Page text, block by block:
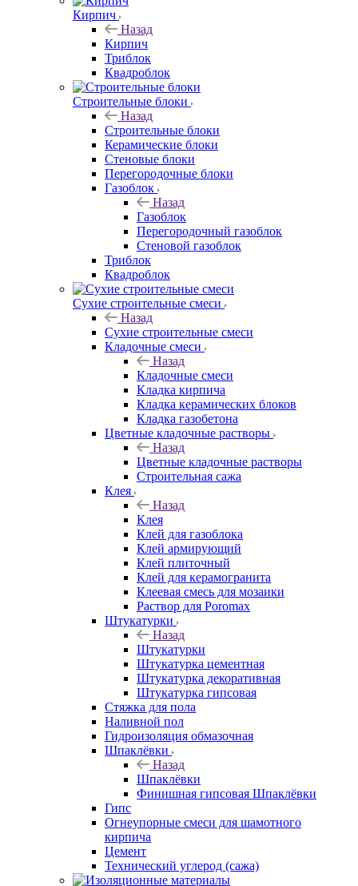
Кирпич
Назад
Кирпич
Триблок
Квадроблок
Строительные блоки
Назад
Строительные блоки
Керамические блоки
Стеновые блоки
Перегородочные блоки
Газоблок
Назад
Газоблок
Перегородочный газоблок
Стеновой газоблок
Триблок
Квадроблок
Сухие строительные смеси
Назад
Сухие строительные смеси
Кладочные смеси
Назад
Кладочные смеси
Кладка кирпича
Кладка керамических блоков
Кладка газобетона
Цветные кладочные растворы
Назад
Цветные кладочные растворы
Строительная сажа
Клея
Назад
Клея
Клей для газоблока
Клей армирующий
Клей плиточный
Клей для керамогранита
Клеевая смесь для мозаики
Раствор для Poromax
Штукатурки
Назад
Штукатурки
Штукатурка цементная
Штукатурка декоративная
Штукатурка гипсовая
Стяжка для пола
Наливной пол
Гидроизоляция обмазочная
Шпаклёвки
Назад
Шпаклёвки
Финишная гипсовая Шпаклёвки
Гипс
Огнеупорные смеси для шамотного
кирпича
Цемент
Технический углерод (сажа)